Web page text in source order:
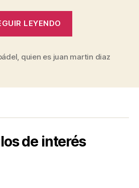
LEYENDO
Martín
quien es juan martin diaz
de interés